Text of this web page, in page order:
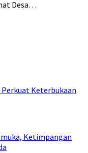
Desa…
Keterbukaan
Ketimpangan